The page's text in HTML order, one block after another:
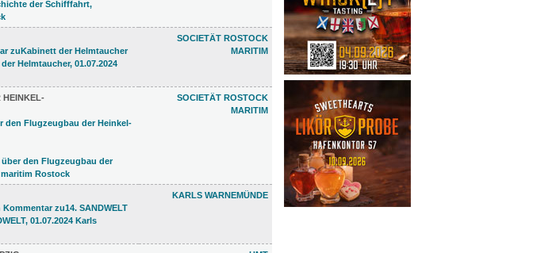
SOCIETÄT ROSTOCK
MARITIM
HEINKEL-
SOCIETÄT ROSTOCK
MARITIM
KARLS WARNEMÜNDE